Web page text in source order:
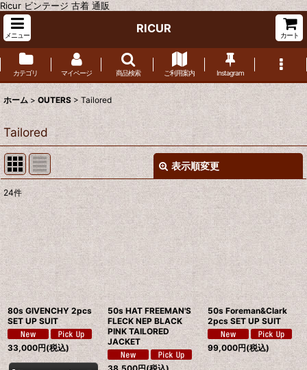
Ricur ビンテージ 古着 通販
メニュー
RICUR
カート
カテゴリ マイページ 商品検索 ご利用案内 Instagram
ホーム > OUTERS > Tailored
Tailored
表示順変更
表示数
並び順:
絞り込む
24件
80s GIVENCHY 2pcs
SET UP SUIT
33,000円(税込)
50s HAT FREEMAN'S
FLECK NEP BLACK
PINK TAILORED
JACKET
50s Foreman&Clark
2pcs SET UP SUIT
99,000円(税込)